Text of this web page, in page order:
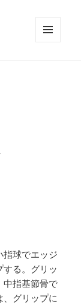
指球でエッジ
る。グリッ
中指基節骨で
、グリップに